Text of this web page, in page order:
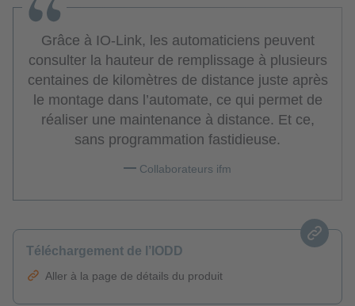
Grâce à IO-Link, les automaticiens peuvent
consulter la hauteur de remplissage à plusieurs
centaines de kilomètres de distance juste après
le montage dans l’automate, ce qui permet de
réaliser une maintenance à distance. Et ce,
sans programmation fastidieuse.
Collaborateurs ifm
Téléchargement de l’IODD
Aller à la page de détails du produit